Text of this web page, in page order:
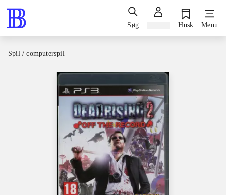
Søg Husk Menu
Spil / computerspil